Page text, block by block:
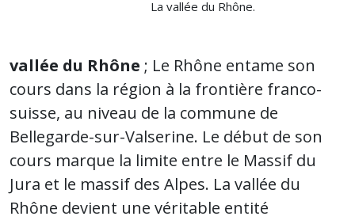
La vallée du Rhône.
vallée du Rhône ; Le Rhône entame son
cours dans la région à la frontière franco-
suisse, au niveau de la commune de
Bellegarde-sur-Valserine. Le début de son
cours marque la limite entre le Massif du
Jura et le massif des Alpes. La vallée du
Rhône devient une véritable entité